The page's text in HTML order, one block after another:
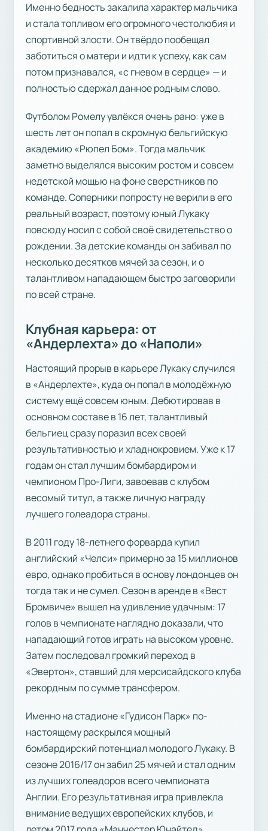
Именно бедность закалила характер мальчика
и стала топливом его огромного честолюбия и
спортивной злости. Он твёрдо пообещал
заботиться о матери и идти к успеху, как сам
потом признавался, «с гневом в сердце» — и
полностью сдержал данное родным слово.
Футболом Ромелу увлёкся очень рано: уже в
шесть лет он попал в скромную бельгийскую
академию «Рюпел Бом». Тогда мальчик
заметно выделялся высоким ростом и совсем
недетской мощью на фоне сверстников по
команде. Соперники попросту не верили в его
реальный возраст, поэтому юный Лукаку
повсюду носил с собой своё свидетельство о
рождении. За детские команды он забивал по
несколько десятков мячей за сезон, и о
талантливом нападающем быстро заговорили
по всей стране.
Клубная карьера: от
«Андерлехта» до «Наполи»
Настоящий прорыв в карьере Лукаку случился
в «Андерлехте», куда он попал в молодёжную
систему ещё совсем юным. Дебютировав в
основном составе в 16 лет, талантливый
бельгиец сразу поразил всех своей
результативностью и хладнокровием. Уже к 17
годам он стал лучшим бомбардиром и
чемпионом Про-Лиги, завоевав с клубом
весомый титул, а также личную награду
лучшего голеадора страны.
В 2011 году 18-летнего форварда купил
английский «Челси» примерно за 15 миллионов
евро, однако пробиться в основу лондонцев он
тогда так и не сумел. Сезон в аренде в «Вест
Бромвиче» вышел на удивление удачным: 17
голов в чемпионате наглядно доказали, что
нападающий готов играть на высоком уровне.
Затем последовал громкий переход в
«Эвертон», ставший для мерсисайдского клуба
рекордным по сумме трансфером.
Именно на стадионе «Гудисон Парк» по-
настоящему раскрылся мощный
бомбардирский потенциал молодого Лукаку. В
сезоне 2016/17 он забил 25 мячей и стал одним
из лучших голеадоров всего чемпионата
Англии. Его результативная игра привлекла
внимание ведущих европейских клубов, и